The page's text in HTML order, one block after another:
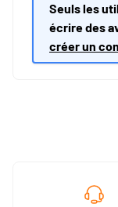
Seuls les
écrire des
créer un